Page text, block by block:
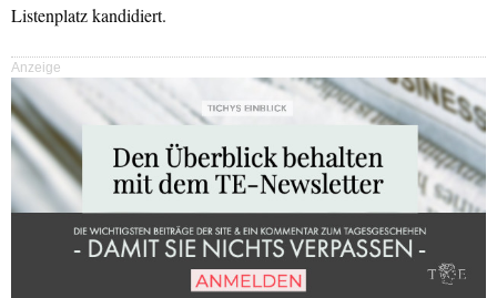
Listenplatz kandidiert.
Anzeige